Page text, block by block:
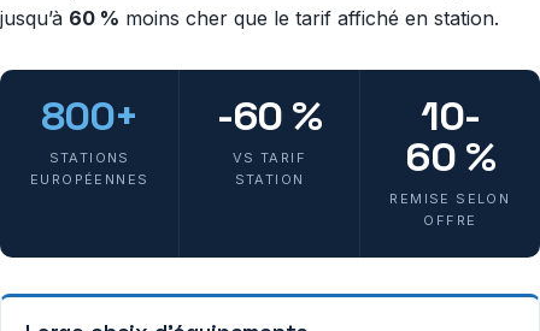
jusqu’à 60 % moins cher que le tarif affiché en station.
800+
STATIONS
EUROPÉENNES
-60 %
VS TARIF
STATION
10-
60 %
REMISE SELON
OFFRE